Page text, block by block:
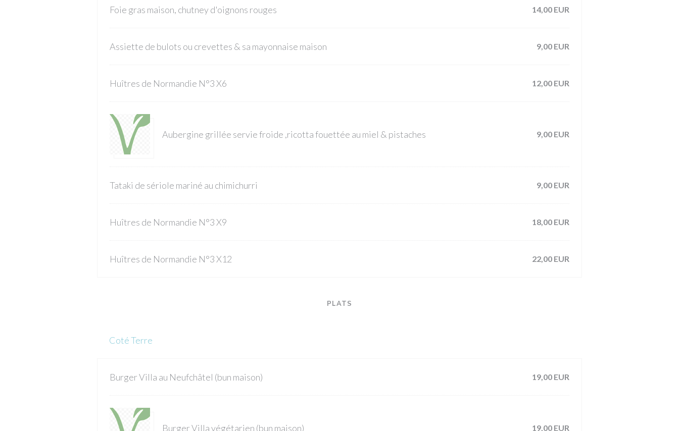
Foie gras maison, chutney d'oignons rouges 14,00 EUR
Assiette de bulots ou crevettes & sa mayonnaise maison 9,00 EUR
Huîtres de Normandie N°3 X6 12,00 EUR
Aubergine grillée servie froide ,ricotta fouettée au miel & pistaches 9,00 EUR
Tataki de sériole mariné au chimichurri 9,00 EUR
Huîtres de Normandie N°3 X9 18,00 EUR
Huîtres de Normandie N°3 X12 22,00 EUR
PLATS
Coté Terre
Burger Villa au Neufchâtel (bun maison) 19,00 EUR
Burger Villa végétarien (bun maison) 19,00 EUR